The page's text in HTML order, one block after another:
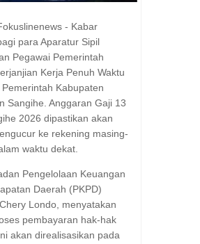
- Kabar
para Aparatur Sipil
Pegawai Pemerintah
Kerja Penuh Waktu
Kabupaten
Sangihe. Anggaran Gaji 13
2026 dipastikan akan
ke rekening masing-
waktu dekat.
Pengelolaan Keuangan
Daerah (PKPD)
Londo, menyatakan
pembayaran hak-hak
akan direalisasikan pada